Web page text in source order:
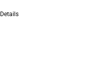
Details